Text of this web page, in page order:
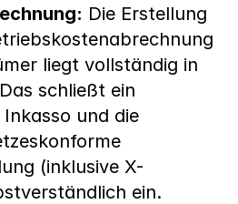
Die Erstellung
liegt vollständig in
schließt ein
und die
(inklusive X-
ein.